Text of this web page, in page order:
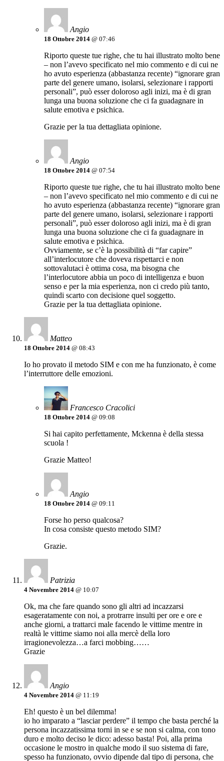
Angio
18 Ottobre 2014 @ 07:46
Riporto queste tue righe, che tu hai illustrato molto bene
– non l’avevo specificato nel mio commento e di cui ne
ho avuto esperienza (abbastanza recente) “ignorare gran
parte del genere umano, isolarsi, selezionare i rapporti
personali”, può esser doloroso agli inizi, ma è di gran
lunga una buona soluzione che ci fa guadagnare in
salute emotiva e psichica.
Grazie per la tua dettagliata opinione.
Angio
18 Ottobre 2014 @ 07:54
Riporto queste tue righe, che tu hai illustrato molto bene
– non l’avevo specificato nel mio commento e di cui ne
ho avuto esperienza (abbastanza recente) “ignorare gran
parte del genere umano, isolarsi, selezionare i rapporti
personali”, può esser doloroso agli inizi, ma è di gran
lunga una buona soluzione che ci fa guadagnare in
salute emotiva e psichica.
Ovviamente, se c’è la possibilità di “far capire”
all’interlocutore che doveva rispettarci e non
sottovalutaci è ottima cosa, ma bisogna che
l’interlocutore abbia un poco di intelligenza e buon
senso e per la mia esperienza, non ci credo più tanto,
quindi scarto con decisione quel soggetto.
Grazie per la tua dettagliata opinione.
Matteo
18 Ottobre 2014 @ 08:43
Io ho provato il metodo SIM e con me ha funzionato, è come
l’interruttore delle emozioni.
Francesco Cracolici
18 Ottobre 2014 @ 09:08
Si hai capito perfettamente, Mckenna è della stessa
scuola !
Grazie Matteo!
Angio
18 Ottobre 2014 @ 09:11
Forse ho perso qualcosa?
In cosa consiste questo metodo SIM?
Grazie.
Patrizia
4 Novembre 2014 @ 10:07
Ok, ma che fare quando sono gli altri ad incazzarsi
esageratamente con noi, a protrarre insulti per ore e ore e
anche giorni, a trattarci male facendo le vittime mentre in
realtà le vittime siamo noi alla mercè della loro
irragionevolezza…a farci mobbing……
Grazie
Angio
4 Novembre 2014 @ 11:19
Eh! questo è un bel dilemma!
io ho imparato a “lasciar perdere” il tempo che basta perché la
persona incazzatissima torni in se e se non si calma, con tono
duro e molto deciso le dico: adesso basta! Poi, alla prima
occasione le mostro in qualche modo il suo sistema di fare,
spesso ha funzionato, ovvio dipende dal tipo di persona, che